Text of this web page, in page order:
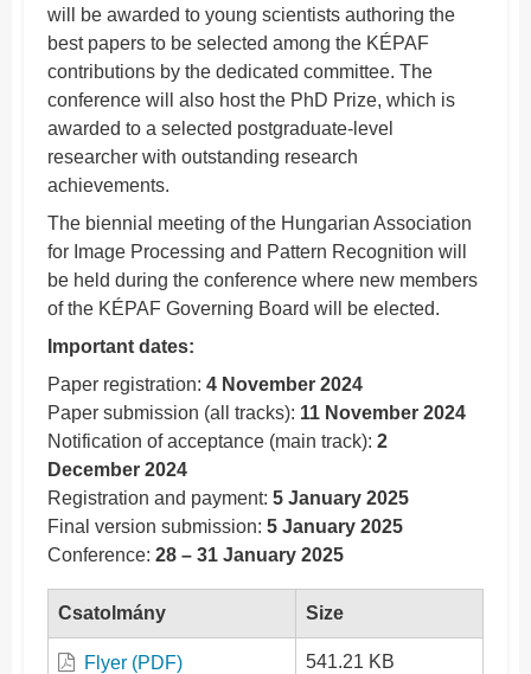
will be awarded to young scientists authoring the
best papers to be selected among the KÉPAF
contributions by the dedicated committee. The
conference will also host the PhD Prize, which is
awarded to a selected postgraduate-level
researcher with outstanding research
achievements.
The biennial meeting of the Hungarian Association
for Image Processing and Pattern Recognition will
be held during the conference where new members
of the KÉPAF Governing Board will be elected.
Important dates:
Paper registration: 4 November 2024
Paper submission (all tracks): 11 November 2024
Notification of acceptance (main track): 2
December 2024
Registration and payment: 5 January 2025
Final version submission: 5 January 2025
Conference: 28 – 31 January 2025
Csatolmány Size
Flyer (PDF) 541.21 KB